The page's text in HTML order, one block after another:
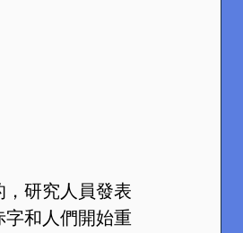
研究人員發表
和人們開始重